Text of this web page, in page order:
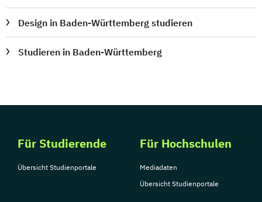
Design in Baden-Württemberg studieren
Studieren in Baden-Württemberg
Für Studierende
Übersicht Studienportale
Für Hochschulen
Mediadaten
Übersicht Studienportale